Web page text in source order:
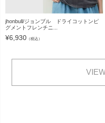
jhonbull/ジョンブル ドライコットンピ
グメントフレンチニ...
¥6,930 （税込）